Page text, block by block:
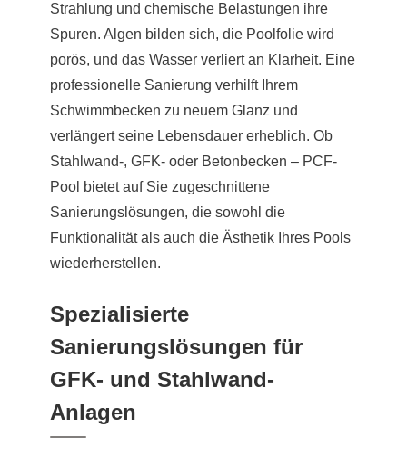
Strahlung und chemische Belastungen ihre
Spuren. Algen bilden sich, die Poolfolie wird
porös, und das Wasser verliert an Klarheit. Eine
professionelle Sanierung verhilft Ihrem
Schwimmbecken zu neuem Glanz und
verlängert seine Lebensdauer erheblich. Ob
Stahlwand-, GFK- oder Betonbecken – PCF-
Pool bietet auf Sie zugeschnittene
Sanierungslösungen, die sowohl die
Funktionalität als auch die Ästhetik Ihres Pools
wiederherstellen.
Spezialisierte
Sanierungslösungen für
GFK- und Stahlwand-
Anlagen